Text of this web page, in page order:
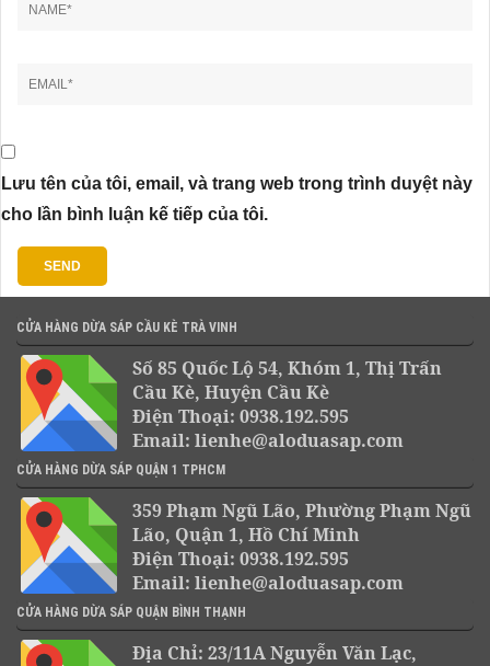
Lưu tên của tôi, email, và trang web trong trình duyệt này
cho lần bình luận kế tiếp của tôi.
CỬA HÀNG DỪA SÁP CẦU KÈ TRÀ VINH
Số 85 Quốc Lộ 54, Khóm 1, Thị Trấn
Cầu Kè, Huyện Cầu Kè
Điện Thoại: 0938.192.595
Email: lienhe@aloduasap.com
CỬA HÀNG DỪA SÁP QUẬN 1 TPHCM
359 Phạm Ngũ Lão, Phường Phạm Ngũ
Lão, Quận 1, Hồ Chí Minh
Điện Thoại: 0938.192.595
Email: lienhe@aloduasap.com
CỬA HÀNG DỪA SÁP QUẬN BÌNH THẠNH
Địa Chỉ: 23/11A Nguyễn Văn Lạc,